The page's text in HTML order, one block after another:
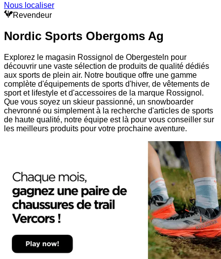
Nous localiser
Revendeur
Nordic Sports Obergoms Ag
Explorez le magasin Rossignol de Obergesteln pour
découvrir une vaste sélection de produits de qualité dédiés
aux sports de plein air. Notre boutique offre une gamme
complète d'équipements de sports d'hiver, de vêtements de
sport et lifestyle et d'accessoires de la marque Rossignol.
Que vous soyez un skieur passionné, un snowboarder
chevronné ou simplement à la recherche d'articles de sports
de haute qualité, notre équipe est là pour vous conseiller sur
les meilleurs produits pour votre prochaine aventure.